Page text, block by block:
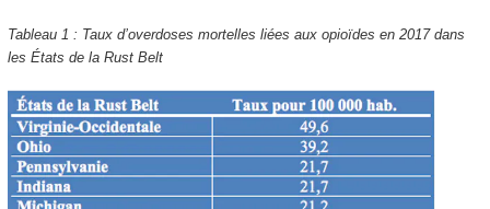
Tableau 1 : Taux d’overdoses mortelles liées aux opioïdes en 2017 dans
les États de la Rust Belt